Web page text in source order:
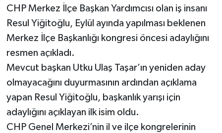
CHP Merkez İlçe Başkan Yardımcısı olan iş insanı
Resul Yiğitoğlu, Eylül ayında yapılması beklenen
Merkez İlçe Başkanlığı kongresi öncesi adaylığını
resmen açıkladı.
Mevcut başkan Utku Ulaş Taşar’ın yeniden aday
olmayacağını duyurmasının ardından açıklama
yapan Resul Yiğitoğlu, başkanlık yarışı için
adaylığını açıklayan ilk isim oldu.
CHP Genel Merkezi’nin il ve ilçe kongrelerinin
Osmancık
Sungurlu
Uğurludağ
Sağlık